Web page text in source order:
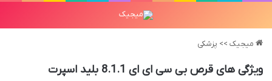
میجیک >> پزشکی
ویژگی های قرص بی سی ای ای 8.1.1 بلید اسپرت